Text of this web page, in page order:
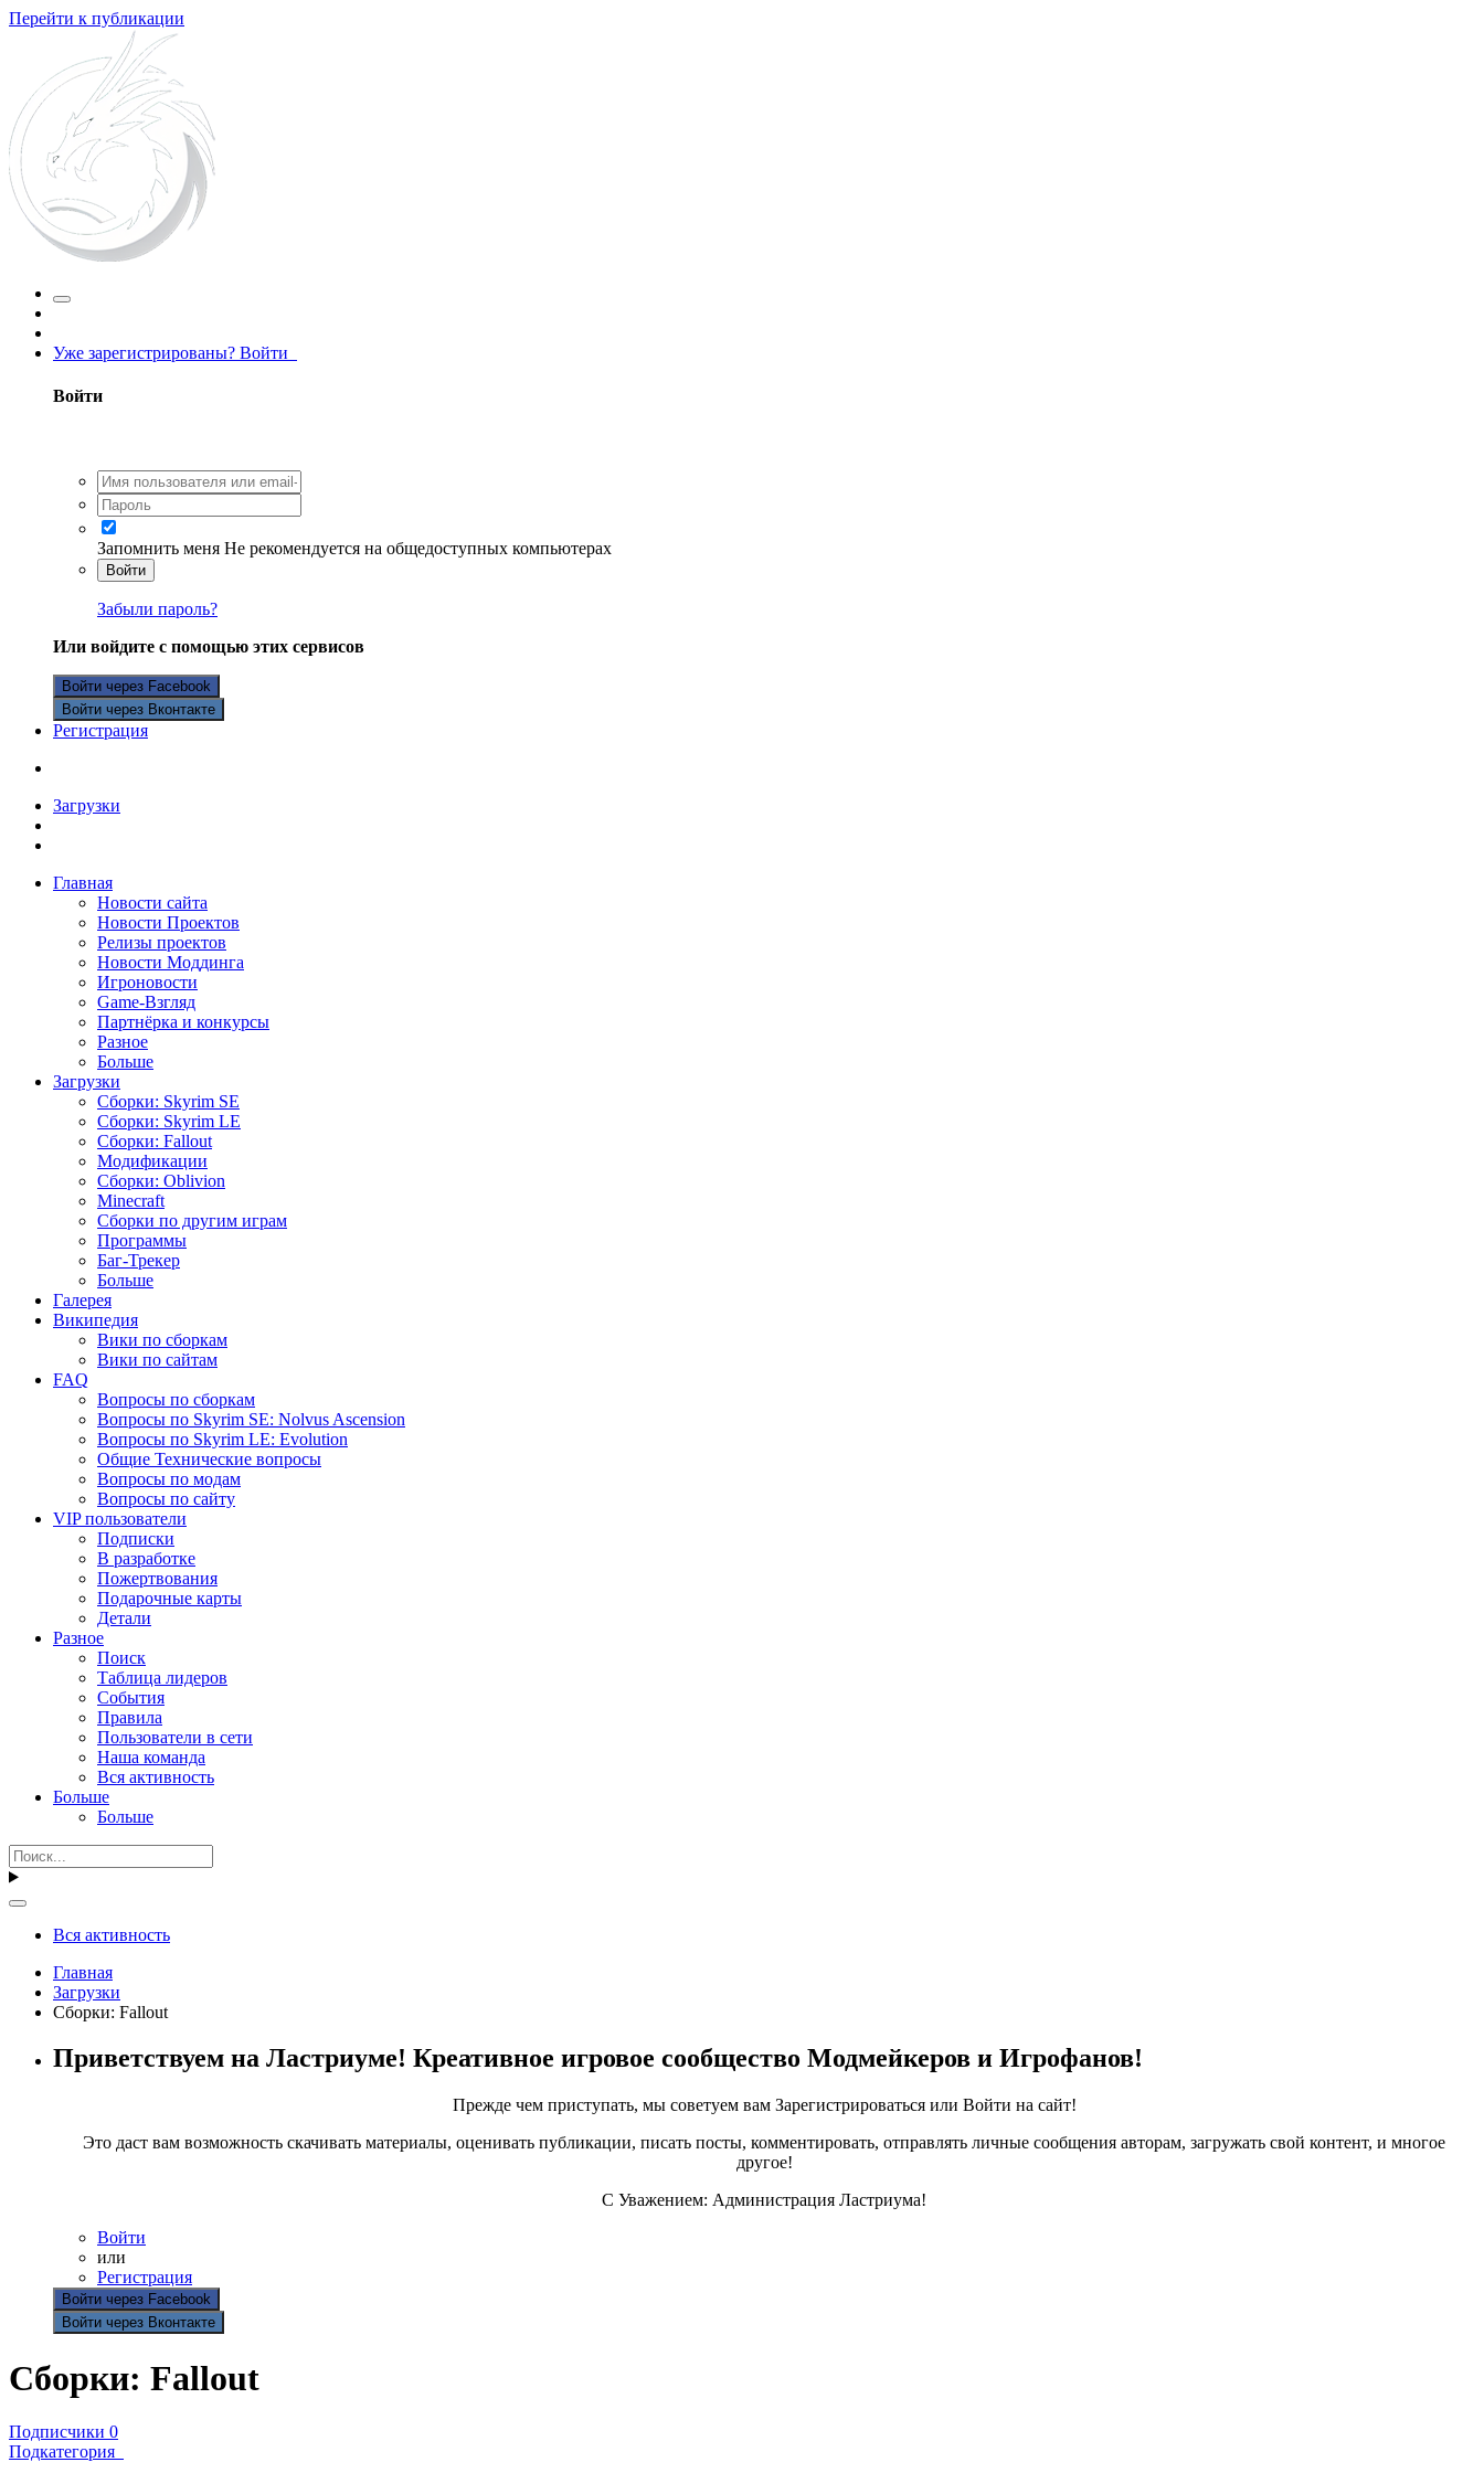
Перейти к публикации
Уже зарегистрированы? Войти
Войти
Запомнить меня Не рекомендуется на общедоступных компьютерах
Войти
Забыли пароль?
Или войдите с помощью этих сервисов
Войти через Facebook
Войти через Вконтакте
Регистрация
Загрузки
Главная
Новости сайта
Новости Проектов
Релизы проектов
Новости Моддинга
Игроновости
Game-Взгляд
Партнёрка и конкурсы
Разное
Больше
Загрузки
Сборки: Skyrim SE
Сборки: Skyrim LE
Сборки: Fallout
Модификации
Сборки: Oblivion
Minecraft
Сборки по другим играм
Программы
Баг-Трекер
Больше
Галерея
Википедия
Вики по сборкам
Вики по сайтам
FAQ
Вопросы по сборкам
Вопросы по Skyrim SE: Nolvus Ascension
Вопросы по Skyrim LE: Evolution
Общие Технические вопросы
Вопросы по модам
Вопросы по сайту
VIP пользователи
Подписки
В разработке
Пожертвования
Подарочные карты
Детали
Разное
Поиск
Таблица лидеров
События
Правила
Пользователи в сети
Наша команда
Вся активность
Больше
Больше
Вся активность
Главная
Загрузки
Сборки: Fallout
Приветствуем на Ластриуме! Креативное игровое сообщество Модмейкеров и Игрофанов!
Прежде чем приступать, мы советуем вам Зарегистрироваться или Войти на сайт!
Это даст вам возможность скачивать материалы, оценивать публикации, писать посты, комментировать, отправлять личные сообщения авторам, загружать свой контент, и многое
другое!
С Уважением: Администрация Ластриума!
Войти
или
Регистрация
Войти через Facebook
Войти через Вконтакте
Сборки: Fallout
Подписчики 0
Подкатегория